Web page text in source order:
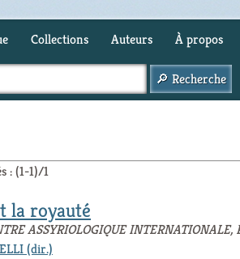
Collections Auteurs À propos
: (1-1)/1
la royauté
ASSYRIOLOGIQUE INTERNATIONALE,
(dir.)